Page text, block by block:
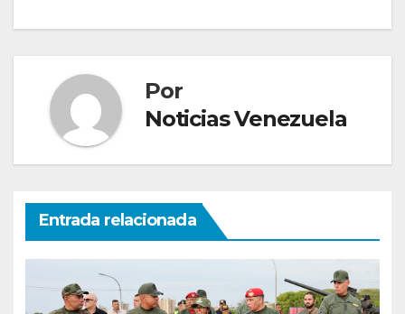
Por
Noticias Venezuela
Entrada relacionada